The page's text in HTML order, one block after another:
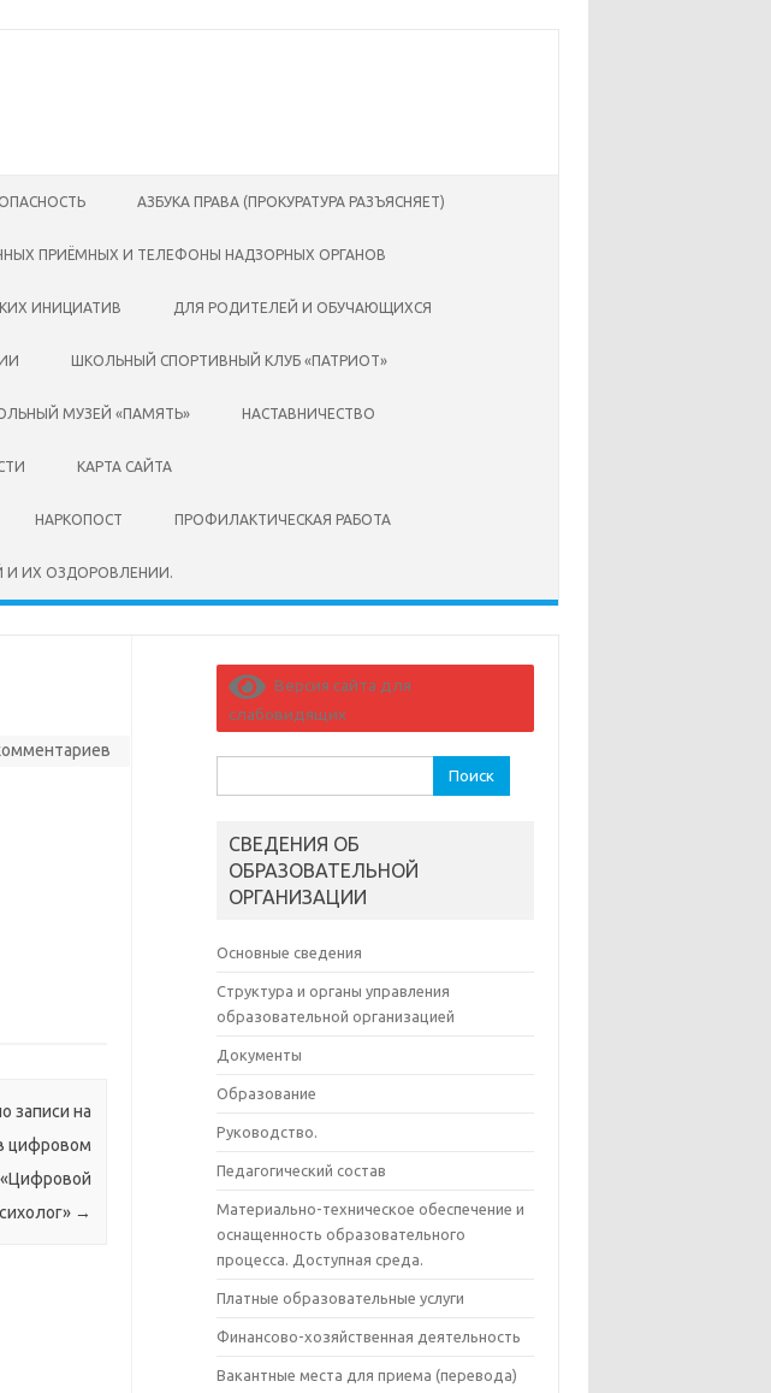
АЗБУКА ПРАВА (ПРОКУРАТУРА РАЗЪЯСНЯЕТ)
ПРИЁМНЫХ И ТЕЛЕФОНЫ НАДЗОРНЫХ ОРГАНОВ
ИНИЦИАТИВ ДЛЯ РОДИТЕЛЕЙ И ОБУЧАЮЩИХСЯ
ШКОЛЬНЫЙ СПОРТИВНЫЙ КЛУБ «ПАТРИОТ»
МУЗЕЙ «ПАМЯТЬ» НАСТАВНИЧЕСТВО
КАРТА САЙТА
НАРКОПОСТ ПРОФИЛАКТИЧЕСКАЯ РАБОТА
И ИХ ОЗДОРОВЛЕНИИ.
записи на
цифровом
→
Версия сайта для
слабовидящих
СВЕДЕНИЯ ОБ
ОБРАЗОВАТЕЛЬНОЙ
ОРГАНИЗАЦИИ
Основные сведения
Структура и органы управления
образовательной организацией
Документы
Образование
Руководство.
Педагогический состав
Материально-техническое обеспечение и
оснащенность образовательного
процесса. Доступная среда.
Платные образовательные услуги
Финансово-хозяйственная деятельность
Вакантные места для приема (перевода)